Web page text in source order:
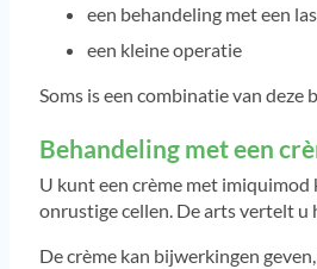
een behandeling met een
een kleine operatie
Soms is een combinatie van deze
Behandeling met een
U kunt een crème met
onrustige cellen. De arts vertelt u
De crème kan bijwerkingen